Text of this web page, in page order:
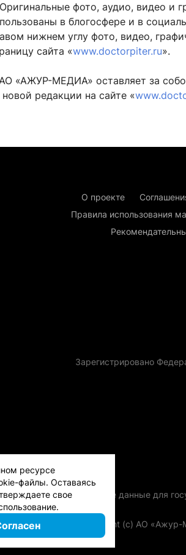
фото, аудио, видео и
в блогосфере и в
нижнем углу фото, видео,
сайта «www.doctorpiter.ru».
«АЖУР-МЕДИА» оставляет за
новой редакции на сайте «
О проекте
Правила использования
Зарегистрировано
Контактные данные для
Copyright (с) АО «Ажур-
ресурсе
файлы. Оставаясь
свое